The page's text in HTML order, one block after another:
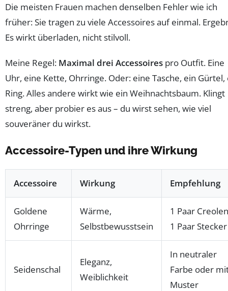
Die meisten Frauen machen denselben Fehler wie ich
früher: Sie tragen zu viele Accessoires auf einmal.
Es wirkt überladen, nicht stilvoll.
Meine Regel: Maximal drei Accessoires pro Outfit. Eine
Uhr, eine Kette, Ohrringe. Oder: eine Tasche, ein Gürtel,
Ring. Alles andere wirkt wie ein Weihnachtsbaum. Klingt
streng, aber probier es aus – du wirst sehen, wie viel
souveräner du wirkst.
Accessoire-Typen und ihre Wirkung
Accessoire Wirkung Empfehlung
Goldene
Ohrringe
Wärme,
Selbstbewusstsein
1 Paar
1 Paar Stecker
Seidenschal
Eleganz,
Weiblichkeit
In neutraler
Farbe oder
Muster